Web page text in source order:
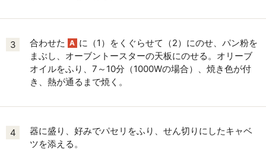
3 合わせた A に（1）をくぐらせて（2）にのせ、パン粉を
まぶし、オーブントースターの天板にのせる。オリーブ
オイルをふり、7～10分（1000Wの場合）、焼き色が付
き、熱が通るまで焼く。
4
器に盛り、好みでパセリをふり、せん切りにしたキャベ
ツを添える。